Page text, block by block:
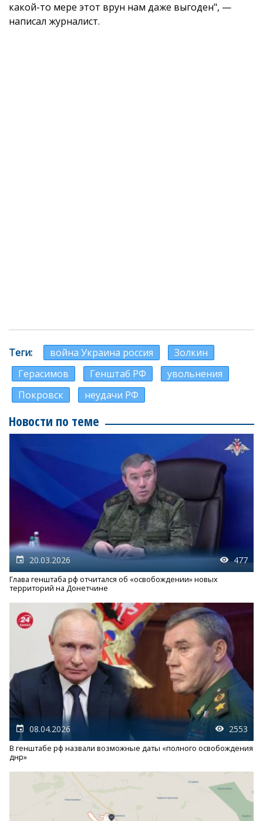
какой-то мере этот врун нам даже выгоден", —
написал журналист.
Теги война Украина россия
Золкин
Герасимов
Генштаб РФ
увольнения
Покровск
неудачи РФ
Новости по теме
20.03.2026 477
Глава генштаба рф отчитался об «освобождении» новых
территорий на Донетчине
08.04.2026 2553
В генштабе рф назвали возможные даты «полного освобождения
днр»